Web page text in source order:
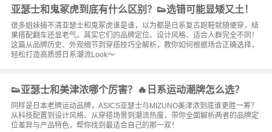
亚瑟士和鬼冢虎到底有什么区别？👟选错可能显矮又土！
很多姐妹搞不清亚瑟士和鬼冢虎谁是谁，以为都是日系复古跑鞋就随便穿，结
果搭配翻车还显老气。其实它们的品牌定位、设计风格、适合人群完全不同！
这篇从品牌历史、外观细节到穿搭技巧全解析，教你如何根据场合正确选择，
轻松打造高质感日系潮流Look～
👟亚瑟士和美津浓哪个厉害？🔥日系运动潮牌怎么选？
同样是日本老牌运动品牌，ASICS亚瑟士与MIZUNO美津浓到底谁更胜一筹？
从科技配置到设计风格、从穿搭场景到潮流热度，带你全面解析两者的品牌定
位差异与产品特色，帮你找到最适合自己的那一双！